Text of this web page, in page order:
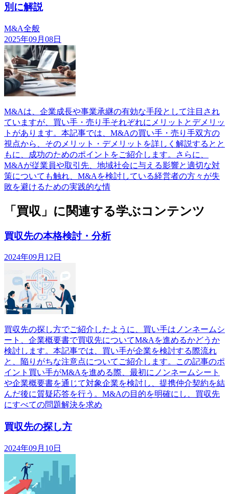
別に解説
M&A全般
2025年09月08日
M&Aは、企業成長や事業承継の有効な手段として注目され
ていますが、買い手・売り手それぞれにメリットとデメリッ
トがあります。本記事では、M&Aの買い手・売り手双方の
視点から、そのメリット・デメリットを詳しく解説するとと
もに、成功のためのポイントをご紹介します。さらに、
M&Aが従業員や取引先、地域社会に与える影響と適切な対
策についても触れ、M&Aを検討している経営者の方々が失
敗を避けるための実践的な情
「買収」に関連する学ぶコンテンツ
買収先の本格検討・分析
2024年09月12日
買収先の探し方でご紹介したように、買い手はノンネームシ
ート、企業概要書で買収先についてM&Aを進めるかどうか
検討します。本記事では、買い手が企業を検討する際流れ
と、陥りがちな注意点についてご紹介します。この記事のポ
イント買い手がM&Aを進める際、最初にノンネームシート
や企業概要書を通じて対象企業を検討し、提携仲介契約を結
んだ後に質疑応答を行う。M&Aの目的を明確にし、買収先
にすべての問題解決を求め
買収先の探し方
2024年09月10日